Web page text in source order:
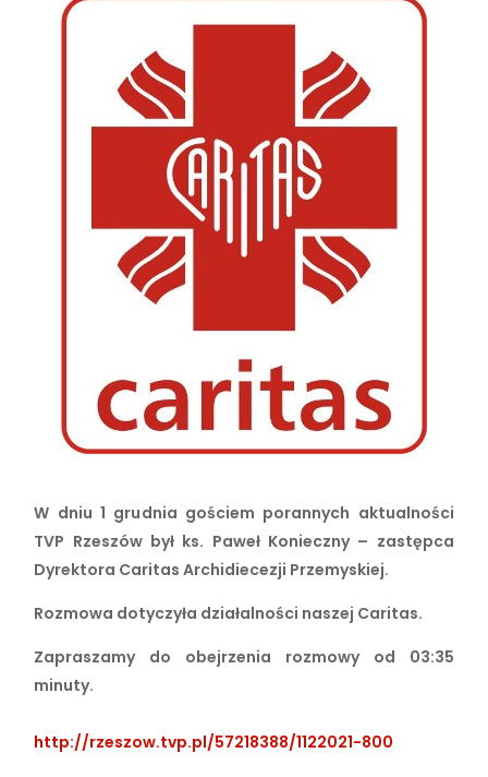
W dniu 1 grudnia gościem porannych aktualności
TVP Rzeszów był ks. Paweł Konieczny – zastępca
Dyrektora Caritas Archidiecezji Przemyskiej.
Rozmowa dotyczyła działalności naszej Caritas.
Zapraszamy do obejrzenia rozmowy od 03:35
minuty.
http://rzeszow.tvp.pl/57218388/1122021-800